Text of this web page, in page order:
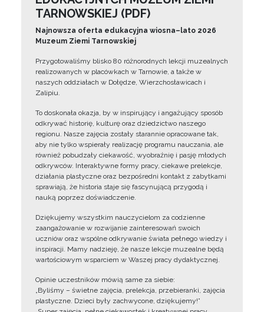
TARNOWSKIEJ (PDF)
Najnowsza oferta edukacyjna wiosna–lato 2026
Muzeum Ziemi Tarnowskiej
Przygotowaliśmy blisko 80 różnorodnych lekcji muzealnych
realizowanych w placówkach w Tarnowie, a także w
naszych oddziałach w Dołędze, Wierzchosławicach i
Zalipiu.
To doskonała okazja, by w inspirujący i angażujący sposób
odkrywać historię, kulturę oraz dziedzictwo naszego
regionu. Nasze zajęcia zostały starannie opracowane tak,
aby nie tylko wspierały realizację programu nauczania, ale
również pobudzały ciekawość, wyobraźnię i pasję młodych
odkrywców. Interaktywne formy pracy, ciekawe prelekcje,
działania plastyczne oraz bezpośredni kontakt z zabytkami
sprawiają, że historia staje się fascynującą przygodą i
nauką poprzez doświadczenie.
Dziękujemy wszystkim nauczycielom za codzienne
zaangażowanie w rozwijanie zainteresowań swoich
uczniów oraz wspólne odkrywanie świata pełnego wiedzy i
inspiracji. Mamy nadzieję, że nasze lekcje muzealne będą
wartościowym wsparciem w Waszej pracy dydaktycznej.
Opinie uczestników mówią same za siebie:
„Byliśmy – świetne zajęcia, prelekcja, przebieranki, zajęcia
plastyczne. Dzieci były zachwycone, dziękujemy!”